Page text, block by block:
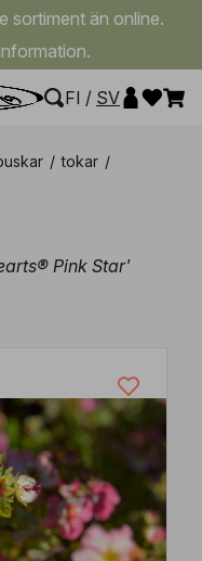
sortiment än online.
FI / SV
/ tokar /
Pink Star'